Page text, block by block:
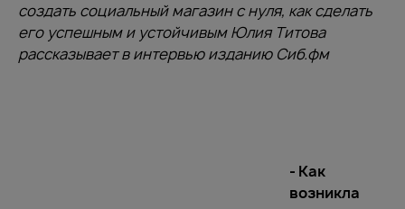
создать социальный магазин с нуля, как сделать
его успешным и устойчивым Юлия Титова
рассказывает в интервью изданию Сиб.фм
- Как
возникла